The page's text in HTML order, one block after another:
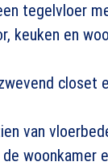
tegelvloer
keuken en
closet
van
woonkamer